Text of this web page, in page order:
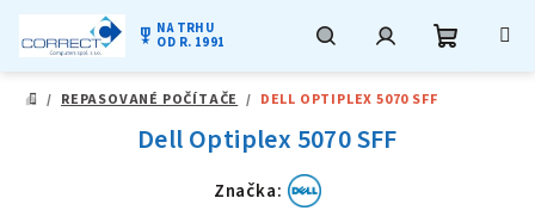
military_tech NA TRHU
OD R. 1991
DOMŮ
/ REPASOVANÉ POČÍTAČE / DELL OPTIPLEX 5070 SFF
Dell Optiplex 5070 SFF
Značka: